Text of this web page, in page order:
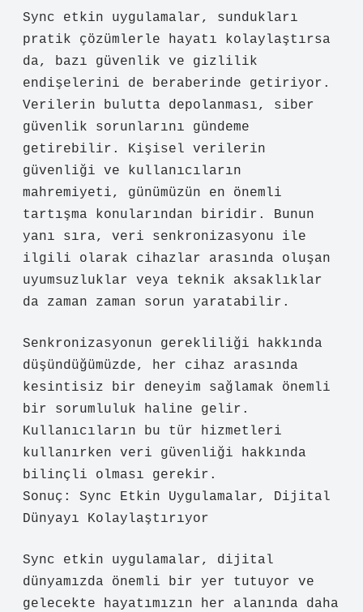
Sync etkin uygulamalar, sundukları
pratik çözümlerle hayatı kolaylaştırsa
da, bazı güvenlik ve gizlilik
endişelerini de beraberinde getiriyor.
Verilerin bulutta depolanması, siber
güvenlik sorunlarını gündeme
getirebilir. Kişisel verilerin
güvenliği ve kullanıcıların
mahremiyeti, günümüzün en önemli
tartışma konularından biridir. Bunun
yanı sıra, veri senkronizasyonu ile
ilgili olarak cihazlar arasında oluşan
uyumsuzluklar veya teknik aksaklıklar
da zaman zaman sorun yaratabilir.
Senkronizasyonun gerekliliği hakkında
düşündüğümüzde, her cihaz arasında
kesintisiz bir deneyim sağlamak önemli
bir sorumluluk haline gelir.
Kullanıcıların bu tür hizmetleri
kullanırken veri güvenliği hakkında
bilinçli olması gerekir.
Sonuç: Sync Etkin Uygulamalar, Dijital
Dünyayı Kolaylaştırıyor
Sync etkin uygulamalar, dijital
dünyamızda önemli bir yer tutuyor ve
gelecekte hayatımızın her alanında daha